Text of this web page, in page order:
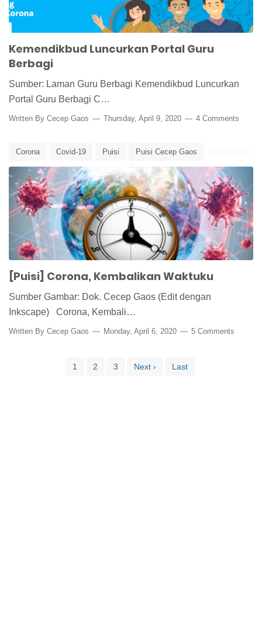
Kemendikbud Luncurkan Portal Guru
Berbagi
Sumber: Laman Guru Berbagi Kemendikbud Luncurkan
Portal Guru Berbagi C…
Written By Cecep Gaos Thursday, April 9, 2020 4 Comments
Corona Covid-19 Puisi Puisi Cecep Gaos
Puisi CepGa Puisi Corona Virus Corona
[Puisi] Corona, Kembalikan Waktuku
Sumber Gambar: Dok. Cecep Gaos (Edit dengan
Inkscape) Corona, Kembali…
Written By Cecep Gaos Monday, April 6, 2020 5 Comments
1 2 3 Next › Last